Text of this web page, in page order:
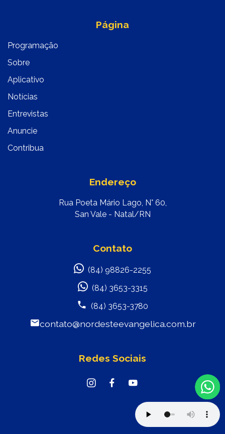
Página
Programação
Sobre
Aplicativo
Notícias
Entrevistas
Anuncie
Contribua
Endereço
Rua Poeta Mário Lago, N° 60,
San Vale - Natal/RN
Contato
(84) 98826-2255
(84) 3653-3315
(84) 3653-3780
contato@nordesteevangelica.com.br
Redes Sociais